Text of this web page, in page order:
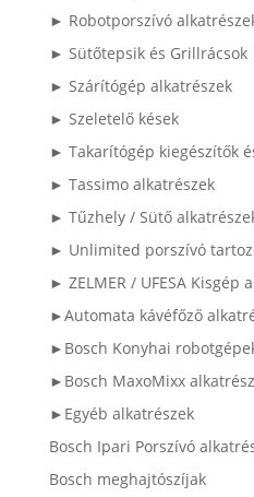
► Robotporszívó
► Sütőtepsik és Grillrácsok
► Szárítógép alkatrészek
► Szeletelő kések
► Takarítógép kiegészítők
► Tassimo alkatrészek
► Tűzhely / Sütő
► Unlimited porszívó
► ZELMER / UFESA Kisgép
►Automata kávéfőző
►Bosch Konyhai
►Bosch MaxoMixx
►Egyéb alkatrészek
Bosch Ipari Porszívó
Bosch meghajtószíjak